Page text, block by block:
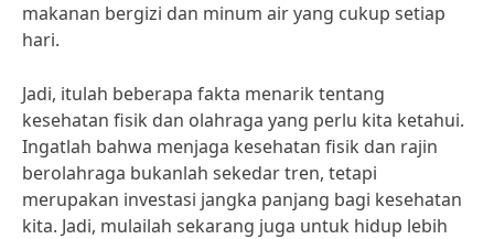
makanan bergizi dan minum air yang cukup setiap
hari.
Jadi, itulah beberapa fakta menarik tentang
kesehatan fisik dan olahraga yang perlu kita ketahui.
Ingatlah bahwa menjaga kesehatan fisik dan rajin
berolahraga bukanlah sekedar tren, tetapi
merupakan investasi jangka panjang bagi kesehatan
kita. Jadi, mulailah sekarang juga untuk hidup lebih